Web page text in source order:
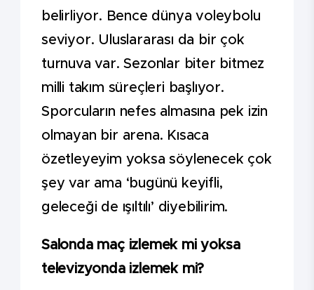
belirliyor. Bence dünya voleybolu
seviyor. Uluslararası da bir çok
turnuva var. Sezonlar biter bitmez
milli takım süreçleri başlıyor.
Sporcuların nefes almasına pek izin
olmayan bir arena. Kısaca
özetleyeyim yoksa söylenecek çok
şey var ama ‘bugünü keyifli,
geleceği de ışıltılı’ diyebilirim.
Salonda maç izlemek mi yoksa
televizyonda izlemek mi?